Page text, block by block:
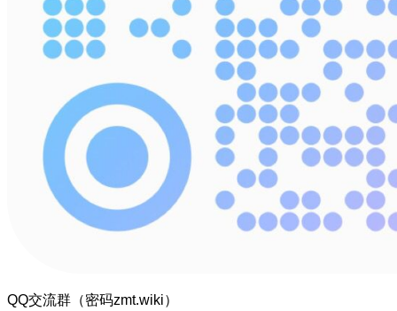
QQ交流群（密码zmt.wiki）